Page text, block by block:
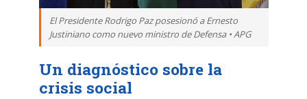
El Presidente Rodrigo Paz posesionó a Ernesto
Justiniano como nuevo ministro de Defensa • APG
Un diagnóstico sobre la
crisis social